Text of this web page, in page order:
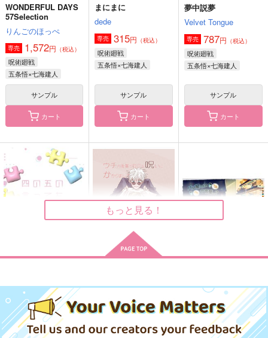
ウチの後輩が厄介な呪
いにかかりまして
ａ＊ｋ＊ｍ
1,100 （税込）
五条悟×七海建人
サンプル
作品詳細
夢中説夢
Velvet Tongue
五条悟×七海建人
サンプル
作品詳細
まにまに
サンプル
作品詳細
WONDERFUL DAYS
57Selection
りんごのほっぺ
専売 1,572円 （税込）
呪術廻戦
五条悟×七海建人
サンプル
カート
まにまに
dede
専売 315円 （税込）
呪術廻戦
五条悟×七海建人
サンプル
カート
夢中説夢
Velvet Tongue
専売 787円 （税込）
呪術廻戦
五条悟×七海建人
サンプル
カート
と君らは
十六番りんご園
715円（税込）
呪術廻戦
いにかかりまして
ａ＊ｋ＊ｍ
1,100 円
呪術廻戦
葉…？
catalpa
1,337 円（税込）
呪術廻戦
もっと見る！